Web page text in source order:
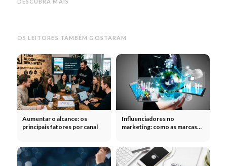
DESCUBRA MAIS
OS LEITORES TAMBÉM GOSTARAM
Aumentar o alcance: os
principais fatores por canal
Influenciadores no
marketing: como as marcas